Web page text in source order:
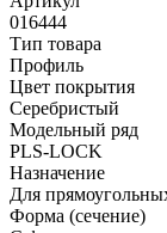
016444
Тип товара
Профиль
Цвет покрытия
Серебристый
Модельный ряд
PLS-LOCK
Назначение
Для
Форма (сечение)